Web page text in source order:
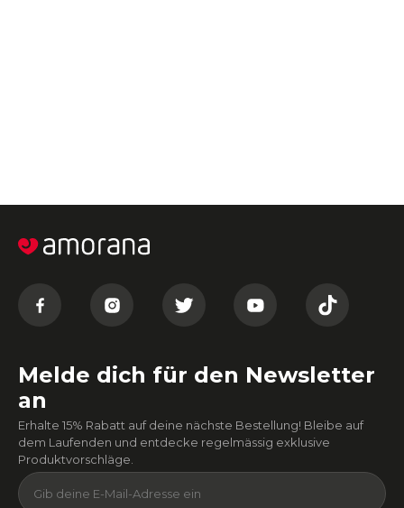
Melde dich für den Newsletter
an
Erhalte 15% Rabatt auf deine nächste Bestellung! Bleibe auf
dem Laufenden und entdecke regelmässig exklusive
Produktvorschläge.